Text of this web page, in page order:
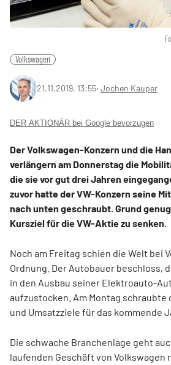
Volkswagen
21.11.2019, 13:55‧ Jochen Kauper
DER AKTIONÄR bei Google bevorzugen
Der Volkswagen-Konzern und die
verlängern am Donnerstag die
die sie vor gut drei Jahren
zuvor hatte der VW-Konzern seine
nach unten geschraubt. Grund
Kursziel für die VW-Aktie zu senken.
Noch am Freitag schien die Welt bei
Ordnung. Der Autobauer beschloss,
in den Ausbau seiner Elektroauto-
aufzustocken. Am Montag schraubte
und Umsatzziele für das kommende
Die schwache Branchenlage geht
laufenden Geschäft von Volkswagen